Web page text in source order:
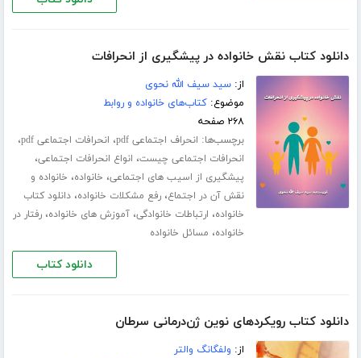
دانلود کتاب نقش خانواده در پیشگیری از انحرافات
از:سید سیف الله نحوی
موضوع:کتاب‌های خانواده و روابط
۲۶۸ صفحه
برچسب‌ها: انحراف اجتماعی pdf ، انحرافات اجتماعی pdf ،
انحرافات اجتماعی چیست، انواع انحرافات اجتماعی،
پیشگیری از اسیب های اجتماعی، خانواده، خانواده و
نقش آن در اجتماع،رفع مشکلات خانواده،دانلود کتاب
خانواده، ارتباطات خانوادگی،آموزش های خانواده،رفتار در
خانواده، مسائل خانواده
دانلود کتاب
دانلود کتاب رویکردهای نوین ژن‌درمانی سرطان
از: ولفگانگ والتر